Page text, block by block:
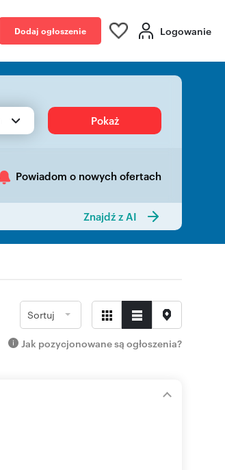
Dodaj ogłoszenie Logowanie
Pokaż
Powiadom o nowych ofertach
Znajdź z AI
Sortuj
Jak pozycjonowane są ogłoszenia?